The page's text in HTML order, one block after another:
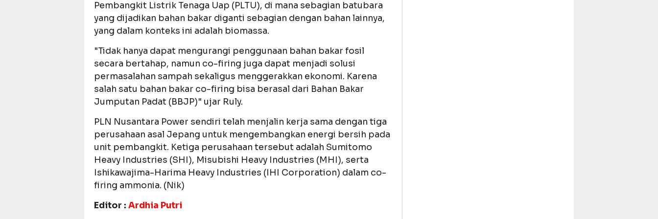
Pembangkit Listrik Tenaga Uap (PLTU), di mana sebagian batubara
yang dijadikan bahan bakar diganti sebagian dengan bahan lainnya,
yang dalam konteks ini adalah biomassa.
"Tidak hanya dapat mengurangi penggunaan bahan bakar fosil
secara bertahap, namun co-firing juga dapat menjadi solusi
permasalahan sampah sekaligus menggerakkan ekonomi. Karena
salah satu bahan bakar co-firing bisa berasal dari Bahan Bakar
Jumputan Padat (BBJP)" ujar Ruly.
PLN Nusantara Power sendiri telah menjalin kerja sama dengan tiga
perusahaan asal Jepang untuk mengembangkan energi bersih pada
unit pembangkit. Ketiga perusahaan tersebut adalah Sumitomo
Heavy Industries (SHI), Misubishi Heavy Industries (MHI), serta
Ishikawajima-Harima Heavy Industries (IHI Corporation) dalam co-
firing ammonia. (Nik)
Editor : Ardhia Putri